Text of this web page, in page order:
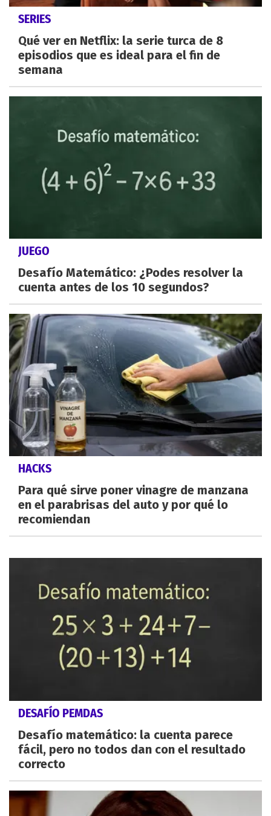
SERIES
Qué ver en Netflix: la serie turca de 8
episodios que es ideal para el fin de
semana
JUEGO
Desafío Matemático: ¿Podes resolver la
cuenta antes de los 10 segundos?
HACKS
Para qué sirve poner vinagre de manzana
en el parabrisas del auto y por qué lo
recomiendan
DESAFÍO PEMDAS
Desafío matemático: la cuenta parece
fácil, pero no todos dan con el resultado
correcto